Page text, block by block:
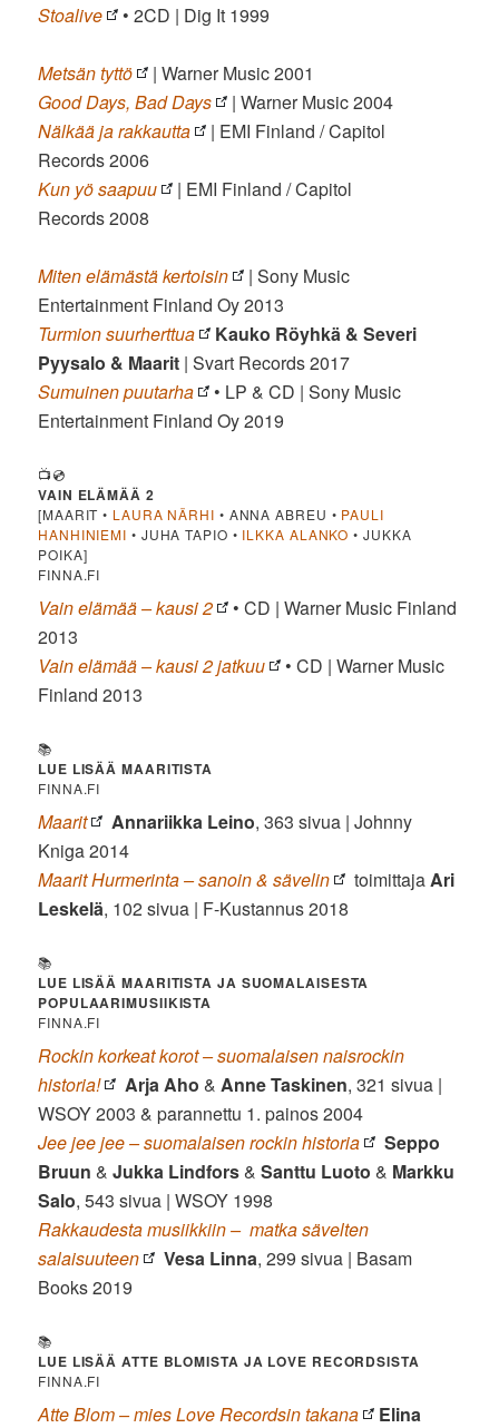
Stoalive • 2CD | Dig It 1999
Metsän tyttö
| Warner Music 2001
Good Days, Bad Days
| Warner Music 2004
Nälkää ja rakkautta
| EMI Finland / Capitol
Records 2006
Kun yö saapuu
| EMI Finland / Capitol
Records 2008
Miten elämästä kertoisin
| Sony Music
Entertainment Finland Oy 2013
Turmion suurherttua
Kauko Röyhkä & Severi
Pyysalo & Maarit | Svart Records 2017
Sumuinen puutarha
• LP & CD | Sony Music
Entertainment Finland Oy 2019
📺💿
VAIN ELÄMÄÄ 2
[MAARIT • LAURA NÄRHI • ANNA ABREU • PAULI
HANHINIEMI • JUHA TAPIO • ILKKA ALANKO • JUKKA
POIKA]
FINNA.FI
Vain elämää – kausi 2
• CD | Warner Music Finland
‎2013
Vain elämää – kausi 2 jatkuu
• CD | Warner Music
Finland ‎2013
📚
LUE LISÄÄ MAARITISTA
FINNA.FI
Maarit Annariikka Leino, 363 sivua | Johnny
Kniga 2014
Maarit Hurmerinta – sanoin & sävelin
toimittaja Ari
Leskelä, 102 sivua | F-Kustannus 2018
📚
LUE LISÄÄ MAARITISTA JA SUOMALAISESTA
POPULAARIMUSIIKISTA
FINNA.FI
Rockin korkeat korot – suomalaisen naisrockin
historia!
Arja Aho & Anne Taskinen, 321 sivua |
WSOY 2003 & parannettu 1. painos 2004
Jee jee jee – suomalaisen rockin historia
Seppo
Bruun &Jukka Lindfors&Santtu Luoto & Markku
Salo, 543 sivua | WSOY 1998
Rakkaudesta musiikkiin – matka sävelten
salaisuuteen
Vesa Linna, 299 sivua | Basam
Books 2019
📚
LUE LISÄÄ ATTE BLOMISTA JA LOVE RECORDSISTA
FINNA.FI
Atte Blom – mies Love Recordsin takana
Elina